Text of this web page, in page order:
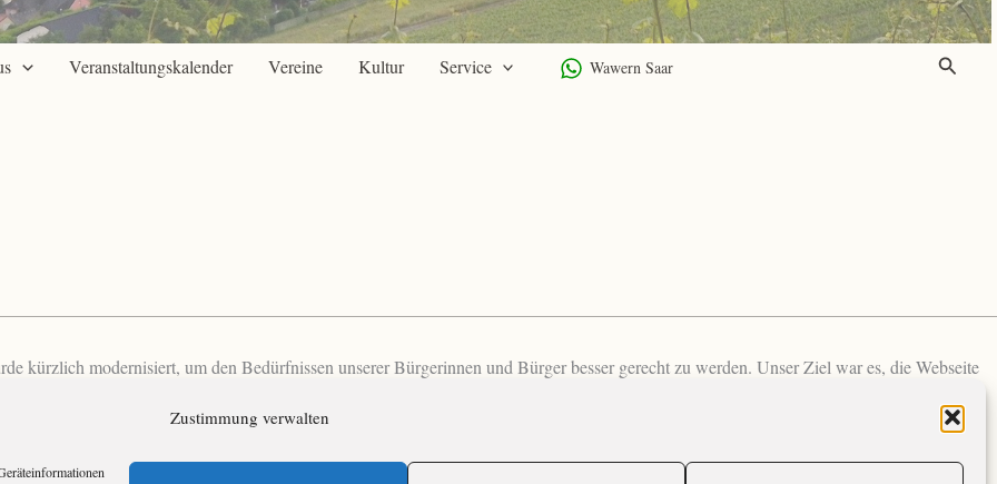
Zustimmung verwalten
Veranstaltungskalender Vereine Kultur Service Wawern Saar Suchen
kürzlich modernisiert, um den Bedürfnissen unserer Bürgerinnen und Bürger besser gerecht zu werden. Unser Ziel war es, die Webseite